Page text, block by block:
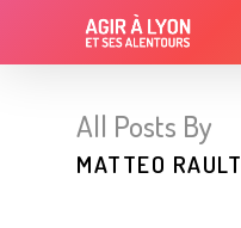
All Posts By
MATTEO RAULT